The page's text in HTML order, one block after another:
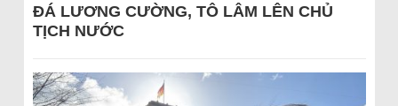
ĐÁ LƯƠNG CƯỜNG, TÔ LÂM LÊN CHỦ
TỊCH NƯỚC